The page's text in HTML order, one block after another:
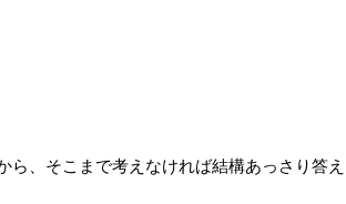
、そこまで考えなければ結構あっさり答え